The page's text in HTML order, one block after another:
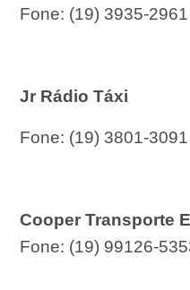
Fone: (19) 3935-2961
Jr Rádio Táxi
Fone: (19) 3801-3091
Cooper Transporte
Fone: (19) 99126-